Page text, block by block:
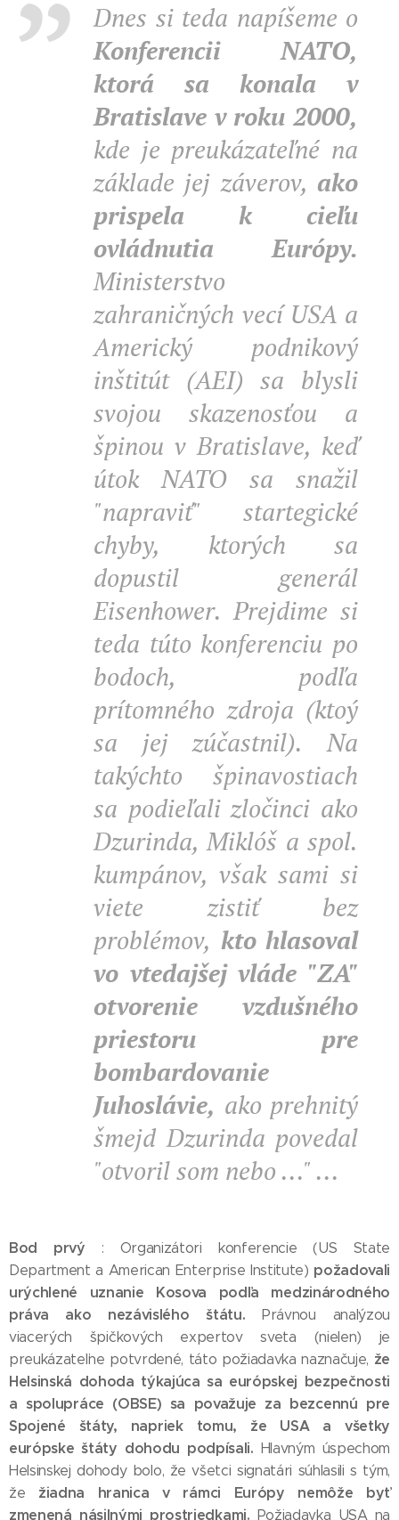
Dnes si teda napíšeme o
Konferencii NATO,
ktorá sa konala v
Bratislave v roku 2000,
kde je preukázateľné na
základe jej záverov, ako
prispela k cieľu
ovládnutia Európy.
Ministerstvo
zahraničných vecí USA a
Americký podnikový
inštitút (AEI) sa blysli
svojou skazenosťou a
špinou v Bratislave, keď
útok NATO sa snažil
"napraviť" startegické
chyby, ktorých sa
dopustil generál
Eisenhower. Prejdime si
teda túto konferenciu po
bodoch, podľa
prítomného zdroja (ktoý
sa jej zúčastnil). Na
takýchto špinavostiach
sa podieľali zločinci ako
Dzurinda, Miklóš a spol.
kumpánov, však sami si
viete zistiť bez
problémov, kto hlasoval
vo vtedajšej vláde "ZA"
otvorenie vzdušného
priestoru pre
bombardovanie
Juhoslávie, ako prehnitý
šmejd Dzurinda povedal
"otvoril som nebo ..." ...
Bod prvý : Organizátori konferencie (US State
Department a American Enterprise Institute) požadovali
urýchlené uznanie Kosova podľa medzinárodného
práva ako nezávislého štátu. Právnou analýzou
viacerých špičkových expertov sveta (nielen) je
preukázateľne potvrdené, táto požiadavka naznačuje, že
Helsinská dohoda týkajúca sa európskej bezpečnosti
a spolupráce (OBSE) sa považuje za bezcennú pre
Spojené štáty, napriek tomu, že USA a všetky
európske štáty dohodu podpísali. Hlavným úspechom
Helsinskej dohody bolo, že všetci signatári súhlasili s tým,
že žiadna hranica v rámci Európy nemôže byť
zmenená násilnými prostriedkami. Požiadavka USA na